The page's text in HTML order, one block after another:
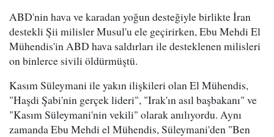
ABD'nin hava ve karadan yoğun desteğiyle birlikte İran
destekli Şii milisler Musul'u ele geçirirken, Ebu Mehdi El
Mühendis'in ABD hava saldırları ile desteklenen milisleri
on binlerce sivili öldürmüştü.
Kasım Süleymani ile yakın ilişkileri olan El Mühendis,
"Haşdi Şabi'nin gerçek lideri", "Irak'ın asıl başbakanı" ve
"Kasım Süleymani'nin vekili" olarak anılıyordu. Aynı
zamanda Ebu Mehdi el Mühendis, Süleymani'den "Ben